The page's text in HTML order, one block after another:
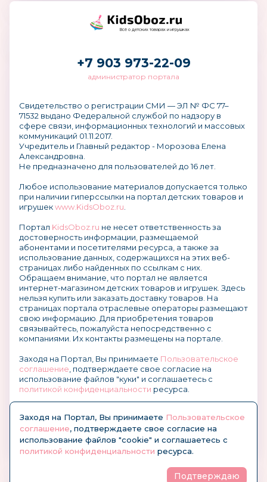
Всё о детских товарах и игрушках
+7 903 973-22-09
администратор портала
Свидетельство о регистрации СМИ — ЭЛ № ФС 77–
71532 выдано Федеральной службой по надзору в
сфере связи, информационных технологий и массовых
коммуникаций 01.11.2017.
Учредитель и Главный редактор - Морозова Елена
Александровна.
Не предназначено для пользователей до 16 лет.
Любое использование материалов допускается только
при наличии гиперссылки на портал детских товаров и
игрушекwww.KidsOboz.ru.
Портал KidsOboz.ru не несет ответственность за
достоверность информации, размещаемой
абонентами и посетителями ресурса, а также за
использование данных, содержащихся на этих веб-
страницах либо найденных по ссылкам с них.
Обращаем внимание, что портал не является
интернет-магазином детских товаров и игрушек. Здесь
нельзя купить или заказать доставку товаров. На
страницах портала отраслевые операторы размещают
свою информацию. Для приобретения товаров
связывайтесь, пожалуйста непосредственно с
компаниями. Их контакты размещены на портале.
Заходя на Портал, Вы принимаете Пользовательское
соглашение, подтверждаете свое согласие на
использование файлов "куки" и соглашаетесь с
политикой конфиденциальности ресурса.
© KidsOboz.RU 2004-2026
Заходя на Портал, Вы принимаете Пользовательское
соглашение, подтверждаете свое согласие на
использование файлов "cookie" и соглашаетесь с
политикой конфиденциальности ресурса.
Подтверждаю